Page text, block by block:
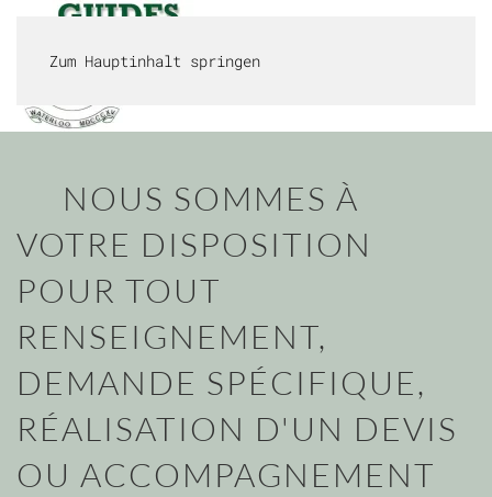
Zum Hauptinhalt springen
NOUS SOMMES À
VOTRE DISPOSITION
POUR TOUT
RENSEIGNEMENT,
DEMANDE SPÉCIFIQUE,
RÉALISATION D'UN DEVIS
OU ACCOMPAGNEMENT